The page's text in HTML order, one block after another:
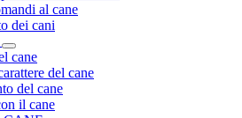
al cane
dei cani
cane
del cane
del cane
il cane